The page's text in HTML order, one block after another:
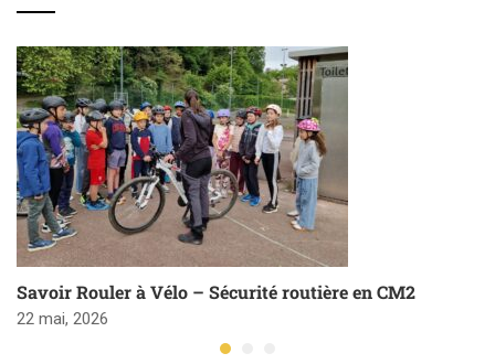
Savoir Rouler à Vélo – Sécurité routière en CM2
22 mai, 2026